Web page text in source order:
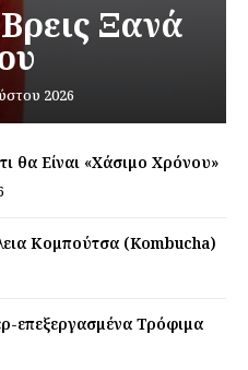
τώρα!
Ξανά
2026
θα Είναι «Χάσιμο Χρόνου»
Κομπούτσα (Kombucha)
επεξεργασμένα Τρόφιμα